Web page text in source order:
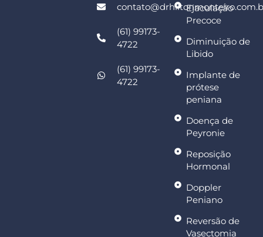
(61) 99173-
4722
(61) 99173-
4722
Ejaculação
Precoce
Diminuição de
Libido
Implante de
prótese
peniana
Doença de
Peyronie
Reposição
Hormonal
Doppler
Peniano
Reversão de
Vasectomia